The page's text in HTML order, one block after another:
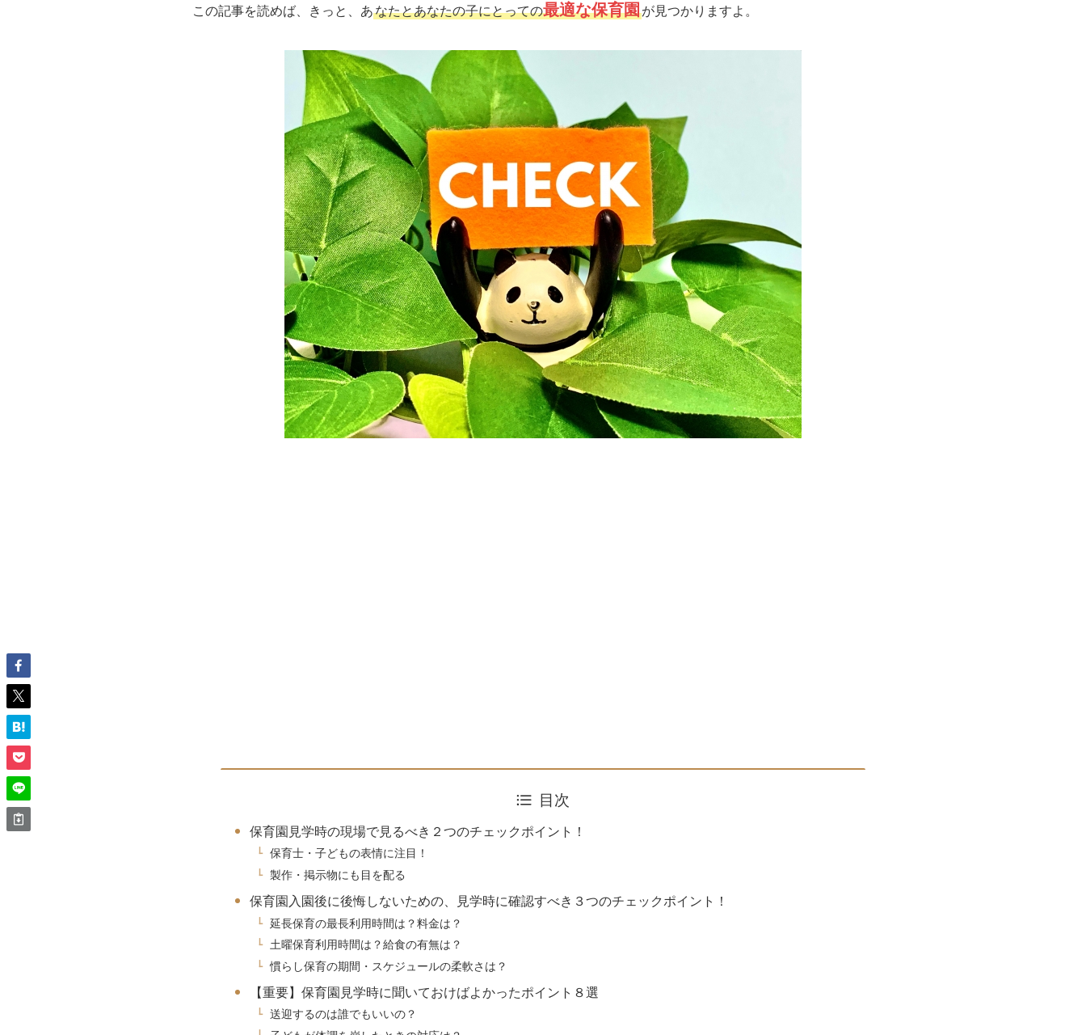
この記事を読めば、きっと、あなたとあなたの子にとっての最適な保育園が見つかりますよ。
目次
保育園見学時の現場で見るべき２つのチェックポイント！
保育士・子どもの表情に注目！
製作・掲示物にも目を配る
保育園入園後に後悔しないための、見学時に確認すべき３つのチェックポイント！
延長保育の最長利用時間は？料金は？
土曜保育利用時間は？給食の有無は？
慣らし保育の期間・スケジュールの柔軟さは？
【重要】保育園見学時に聞いておけばよかったポイント８選
送迎するのは誰でもいいの？